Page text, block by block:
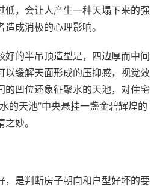
低，会让人产生一种天塌下来的强
成消极的心理影响。
好的半吊顶造型是，四边厚而中间
以缓解天面形成的压抑感，视觉效
的凹位还象征聚水的天池，对住宅
的天池”中央悬挂一盏金碧辉煌的
妙。
，是判断房子朝向和户型好坏的要